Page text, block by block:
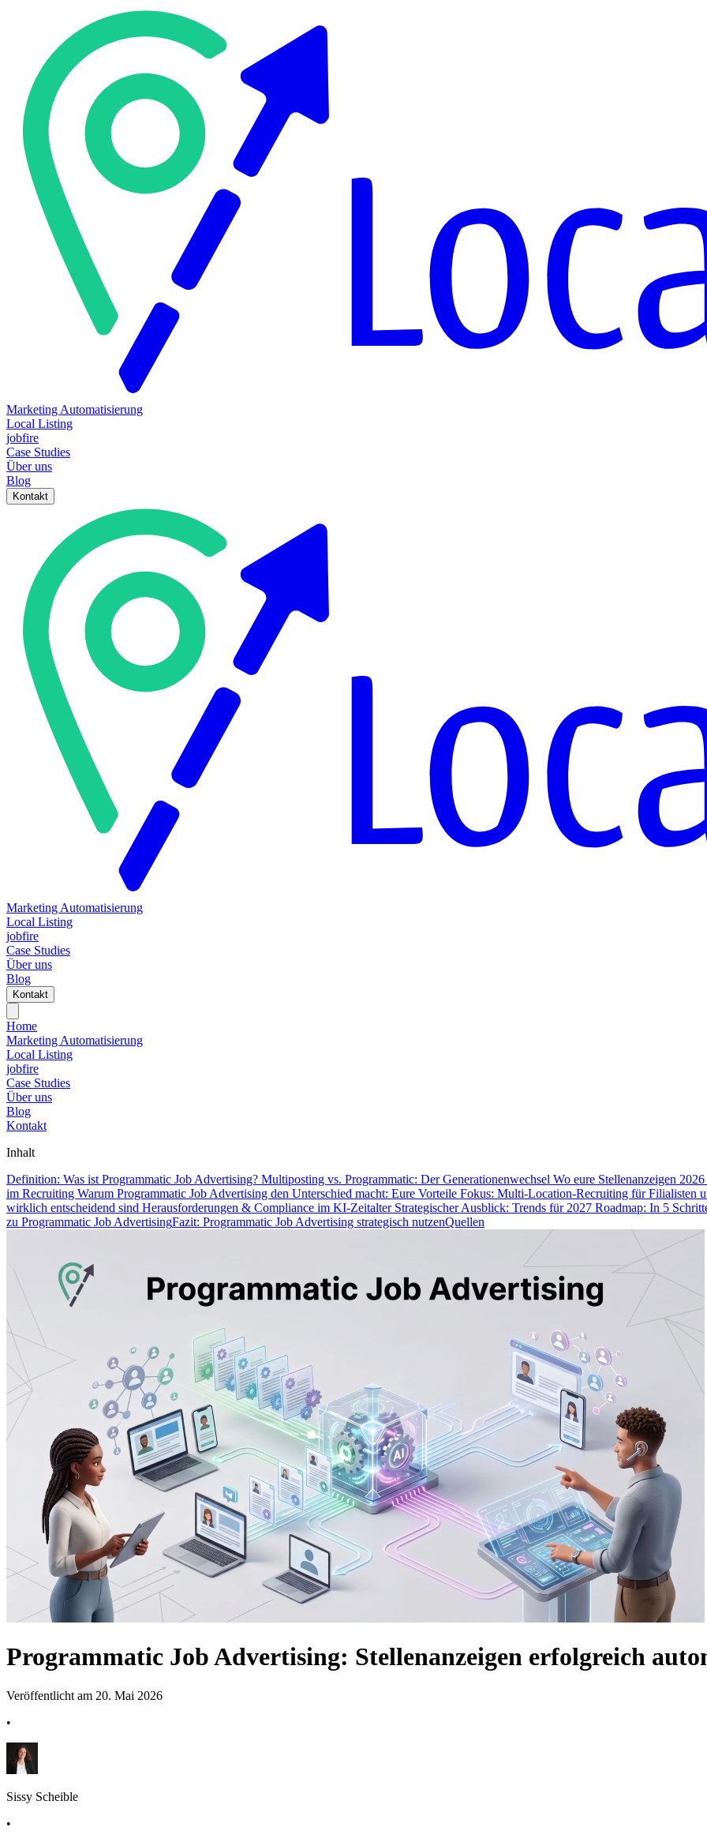
Marketing Automatisierung
Local Listing
jobfire
Case Studies
Über uns
Blog
Kontakt
Marketing Automatisierung
Local Listing
jobfire
Case Studies
Über uns
Blog
Kontakt
Home
Marketing Automatisierung
Local Listing
jobfire
Case Studies
Über uns
Blog
Kontakt
Inhalt
Definition: Was ist Programmatic Job Advertising? Multiposting vs. Programmatic: Der Generationenwechsel Wo eure Stellenanzeigen
im Recruiting Warum Programmatic Job Advertising den Unterschied macht: Eure Vorteile Fokus: Multi-Location-Recruiting für Filialisten
wirklich entscheidend sind Herausforderungen & Compliance im KI-Zeitalter Strategischer Ausblick: Trends für 2027 Roadmap: In 5
zu Programmatic Job AdvertisingFazit: Programmatic Job Advertising strategisch nutzenQuellen
Programmatic Job Advertising: Stellenanzeigen erfolgreich
Veröffentlicht am 20. Mai 2026
•
Sissy Scheible
•